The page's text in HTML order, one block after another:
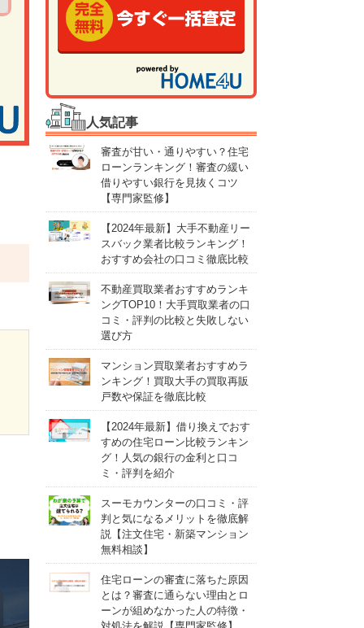
人気記事
審査が甘い・通りやすい？住宅
ローンランキング！審査の緩い
借りやすい銀行を見抜くコツ
【専門家監修】
【2024年最新】大手不動産リー
スバック業者比較ランキング！
おすすめ会社の口コミ徹底比較
不動産買取業者おすすめランキ
ングTOP10！大手買取業者の口
コミ・評判の比較と失敗しない
選び方
マンション買取業者おすすめラ
ンキング！買取大手の買取再販
戸数や保証を徹底比較
【2024年最新】借り換えでおす
すめの住宅ローン比較ランキン
グ！人気の銀行の金利と口コ
ミ・評判を紹介
スーモカウンターの口コミ・評
判と気になるメリットを徹底解
説【注文住宅・新築マンション
無料相談】
住宅ローンの審査に落ちた原因
とは？審査に通らない理由とロ
ーンが組めなかった人の特徴・